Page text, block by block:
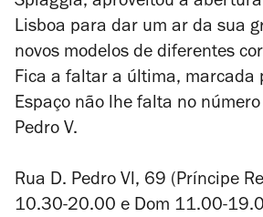
Lisboa para dar um ar da sua
novos modelos de diferentes
Fica a faltar a última, marcada
Espaço não lhe falta no
Pedro V.
Rua D. Pedro Vl, 69 (Príncipe
10.30-20.00 e Dom 11.00-